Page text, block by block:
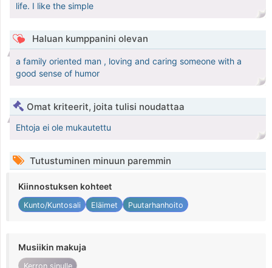
life. I like the simple
Haluan kumppanini olevan
a family oriented man , loving and caring someone with a
good sense of humor
Omat kriteerit, joita tulisi noudattaa
Ehtoja ei ole mukautettu
Tutustuminen minuun paremmin
Kiinnostuksen kohteet
Kunto/Kuntosali Eläimet Puutarhanhoito
Musiikin makuja
Kerron sinulle